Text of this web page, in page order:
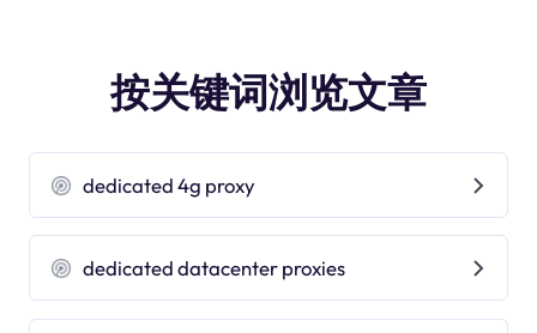
按关键词浏览文章
dedicated 4g proxy
dedicated datacenter proxies